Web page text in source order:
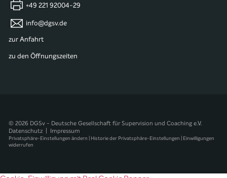
+49 221 92004-29
info@dgsv.de
zur Anfahrt
zu den Öffnungszeiten
© 2026 DGSv - Deutsche Gesellschaft für Supervision und Coaching e.V.
Datenschutz
Impressum
Privatsphäre-Einstellungen ändern Historie der Privatsphäre-Einstellungen
Einwilligungen
widerrufen